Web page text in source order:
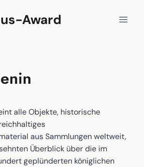
Award
alle Objekte, historische
aus Sammlungen weltweit,
Überblick über die im
geplünderten königlichen